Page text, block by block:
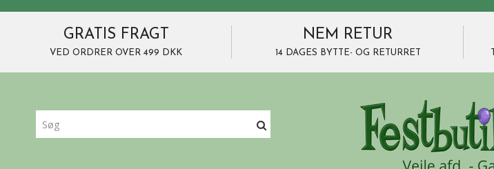
GRATIS FRAGT
VED ORDRER OVER 499 DKK
NEM RETUR
14 DAGES BYTTE- OG RETURRET